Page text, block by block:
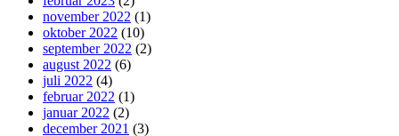
november 2022 (1)
oktober 2022 (10)
september 2022 (2)
august 2022 (6)
juli 2022 (4)
februar 2022 (1)
januar 2022 (2)
december 2021 (3)